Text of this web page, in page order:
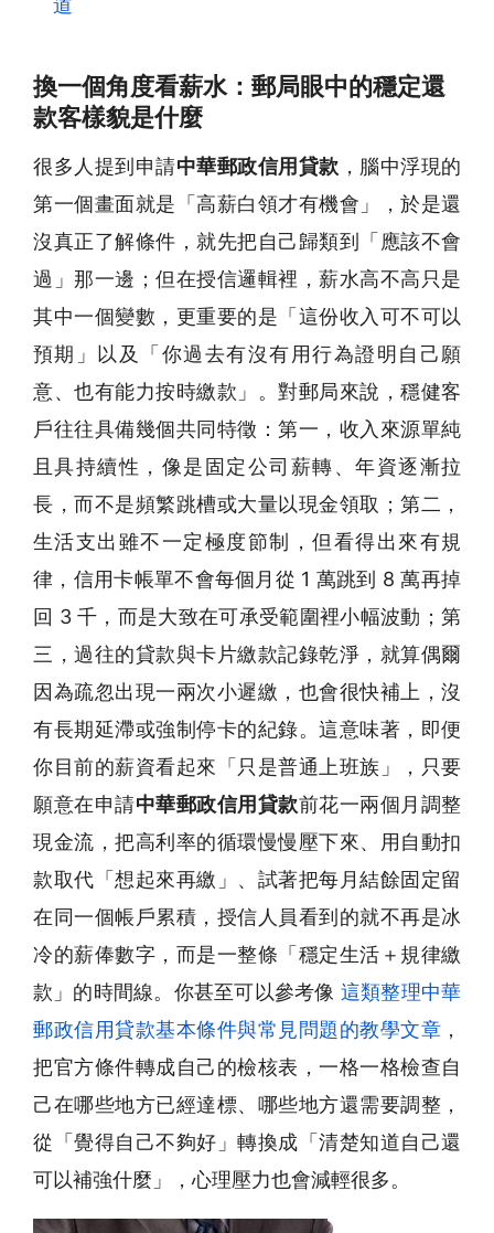
道
換一個角度看薪水：郵局眼中的穩定還
款客樣貌是什麼
很多人提到申請中華郵政信用貸款 ，腦中浮現的
第一個畫面就是「高薪白領才有機會」，於是還
沒真正了解條件，就先把自己歸類到「應該不會
過」那一邊；但在授信邏輯裡，薪水高不高只是
其中一個變數，更重要的是「這份收入可不可以
預期」以及「你過去有沒有用行為證明自己願
意、也有能力按時繳款」。對郵局來說，穩健客
戶往往具備幾個共同特徵：第一，收入來源單純
且具持續性，像是固定公司薪轉、年資逐漸拉
長，而不是頻繁跳槽或大量以現金領取；第二，
生活支出雖不一定極度節制，但看得出來有規
律，信用卡帳單不會每個月從 1 萬跳到 8 萬再掉
回 3 千，而是大致在可承受範圍裡小幅波動；第
三，過往的貸款與卡片繳款記錄乾淨，就算偶爾
因為疏忽出現一兩次小遲繳，也會很快補上，沒
有長期延滯或強制停卡的紀錄。這意味著，即便
你目前的薪資看起來「只是普通上班族」，只要
願意在申請中華郵政信用貸款前花一兩個月調整
現金流，把高利率的循環慢慢壓下來、用自動扣
款取代「想起來再繳」、試著把每月結餘固定留
在同一個帳戶累積，授信人員看到的就不再是冰
冷的薪俸數字，而是一整條「穩定生活＋規律繳
款」的時間線。你甚至可以參考像 這類整理中華
郵政信用貸款基本條件與常見問題的教學文章 ，
把官方條件轉成自己的檢核表，一格一格檢查自
己在哪些地方已經達標、哪些地方還需要調整，
從「覺得自己不夠好」轉換成「清楚知道自己還
可以補強什麼」，心理壓力也會減輕很多。